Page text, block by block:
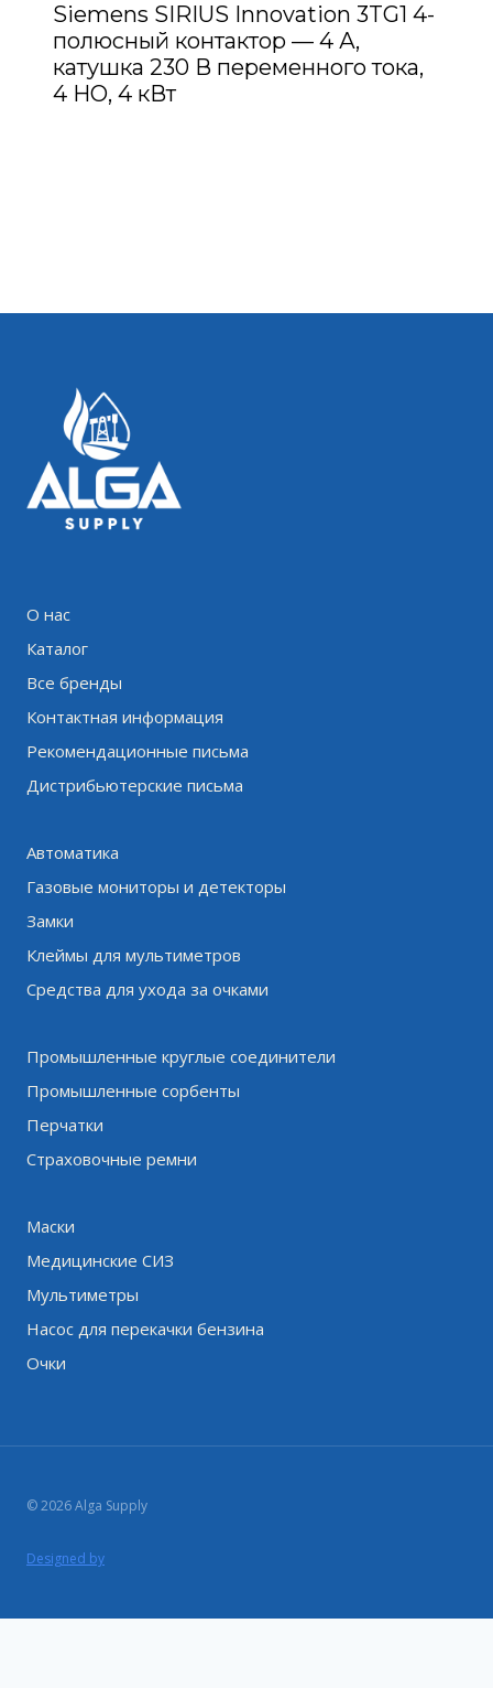
Siemens SIRIUS Innovation 3TG1 4-
полюсный контактор — 4 А,
катушка 230 В переменного тока,
4 НО, 4 кВт
О нас
Каталог
Все бренды
Контактная информация
Рекомендационные письма
Дистрибьютерские письма
Автоматика
Газовые мониторы и детекторы
Замки
Клеймы для мультиметров
Средства для ухода за очками
Промышленные круглые соединители
Промышленные сорбенты
Перчатки
Страховочные ремни
Маски
Медицинские СИЗ
Мультиметры
Насос для перекачки бензина
Очки
© 2026 Alga Supply
Designed by